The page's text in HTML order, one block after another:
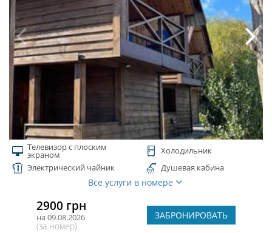
Телевизор с плоским
экраном
Холодильник
Электрический чайник
Душевая кабина
Все услуги в номере
2900 грн
на 09.08.2026
(за номер)
ЗАБРОНИРОВАТЬ